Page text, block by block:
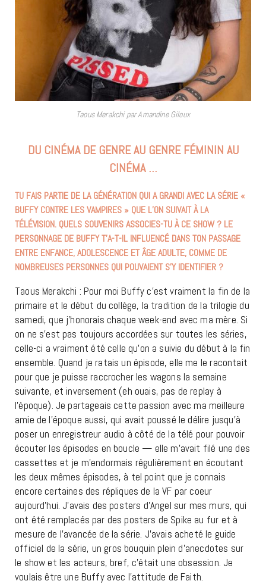
Taous Merakchi par Amandine Giloux
DU CINÉMA DE GENRE AU GENRE FÉMININ AU
CINÉMA …
TU FAIS PARTIE DE LA GÉNÉRATION QUI A GRANDI AVEC LA SÉRIE «
BUFFY CONTRE LES VAMPIRES » QUE L’ON SUIVAIT À LA
TÉLÉVISION. QUELS SOUVENIRS ASSOCIES-TU À CE SHOW ? LE
PERSONNAGE DE BUFFY T’A-T-IL INFLUENCÉ DANS TON PASSAGE
ENTRE ENFANCE, ADOLESCENCE ET ÂGE ADULTE, COMME DE
NOMBREUSES PERSONNES QUI POUVAIENT S’Y IDENTIFIER ?
Taous Merakchi : Pour moi Buffy c’est vraiment la fin de la
primaire et le début du collège, la tradition de la trilogie du
samedi, que j’honorais chaque week-end avec ma mère. Si
on ne s’est pas toujours accordées sur toutes les séries,
celle-ci a vraiment été celle qu’on a suivie du début à la fin
ensemble. Quand je ratais un épisode, elle me le racontait
pour que je puisse raccrocher les wagons la semaine
suivante, et inversement (eh ouais, pas de replay à
l’époque). Je partageais cette passion avec ma meilleure
amie de l’époque aussi, qui avait poussé le délire jusqu’à
poser un enregistreur audio à côté de la télé pour pouvoir
écouter les épisodes en boucle — elle m’avait filé une des
cassettes et je m’endormais régulièrement en écoutant
les deux mêmes épisodes, à tel point que je connais
encore certaines des répliques de la VF par coeur
aujourd’hui. J’avais des posters d’Angel sur mes murs, qui
ont été remplacés par des posters de Spike au fur et à
mesure de l’avancée de la série. J’avais acheté le guide
officiel de la série, un gros bouquin plein d’anecdotes sur
le show et les acteurs, bref, c’était une obsession. Je
voulais être une Buffy avec l’attitude de Faith.